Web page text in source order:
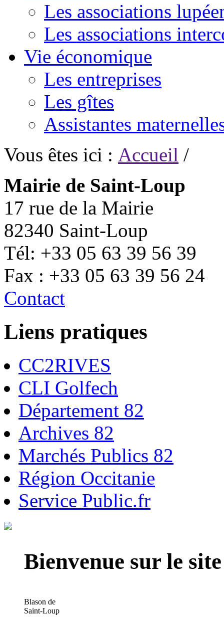
Les associations
Les associations
Vie économique
Les entreprises
Les gîtes
Assistantes
Vous êtes ici : Accueil /
Mairie de Saint-Loup
17 rue de la Mairie
82340 Saint-Loup
Tél: +33 05 63 39 56 39
Fax : +33 05 63 39 56 24
Contact
Liens pratiques
CC2RIVES
CLI Golfech
Département 82
Archives 82
Marchés Publics 82
Région Occitanie
Service Public.fr
Bienvenue sur le
Blason de
Saint-Loup